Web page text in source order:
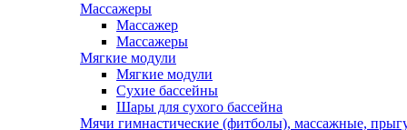
Массажеры
Массажер
Массажеры
Мягкие модули
Мягкие модули
Сухие бассейны
Шары для сухого бассейна
Мячи гимнастические (фитболы), массажные,